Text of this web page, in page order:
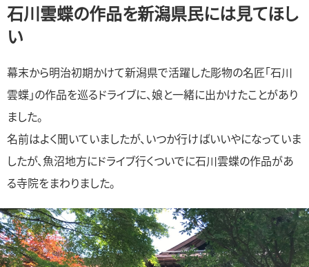
石川雲蝶の作品を新潟県民には見てほし
い
幕末から明治初期かけて新潟県で活躍した彫物の名匠「石川
雲蝶」の作品を巡るドライブに、娘と一緒に出かけたことがあり
ました。
名前はよく聞いていましたが、いつか行けばいいやになっていま
したが、魚沼地方にドライブ行くついでに石川雲蝶の作品があ
る寺院をまわりました。